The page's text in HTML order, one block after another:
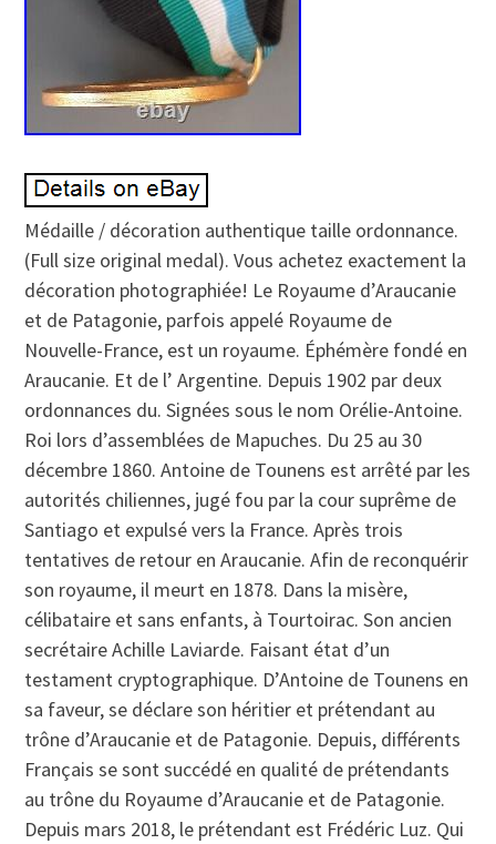
Médaille / décoration authentique taille ordonnance.
(Full size original medal). Vous achetez exactement la
décoration photographiée! Le Royaume d’Araucanie
et de Patagonie, parfois appelé Royaume de
Nouvelle-France, est un royaume. Éphémère fondé en
Araucanie. Et de l’ Argentine. Depuis 1902 par deux
ordonnances du. Signées sous le nom Orélie-Antoine.
Roi lors d’assemblées de Mapuches. Du 25 au 30
décembre 1860. Antoine de Tounens est arrêté par les
autorités chiliennes, jugé fou par la cour suprême de
Santiago et expulsé vers la France. Après trois
tentatives de retour en Araucanie. Afin de reconquérir
son royaume, il meurt en 1878. Dans la misère,
célibataire et sans enfants, à Tourtoirac. Son ancien
secrétaire Achille Laviarde. Faisant état d’un
testament cryptographique. D’Antoine de Tounens en
sa faveur, se déclare son héritier et prétendant au
trône d’Araucanie et de Patagonie. Depuis, différents
Français se sont succédé en qualité de prétendants
au trône du Royaume d’Araucanie et de Patagonie.
Depuis mars 2018, le prétendant est Frédéric Luz. Qui